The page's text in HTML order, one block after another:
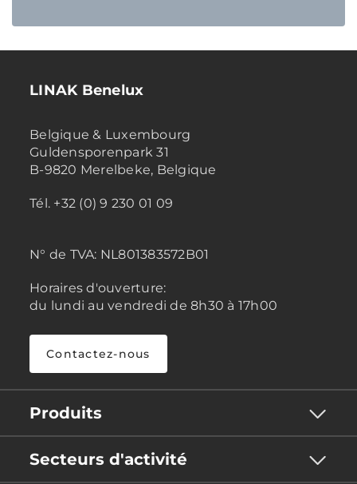
LINAK Benelux
Belgique & Luxembourg
Guldensporenpark 31
B-9820 Merelbeke, Belgique
Tél. +32 (0) 9 230 01 09
N° de TVA: NL801383572B01
Horaires d'ouverture:
du lundi au vendredi de 8h30 à 17h00
Contactez-nous
Produits
Secteurs d'activité